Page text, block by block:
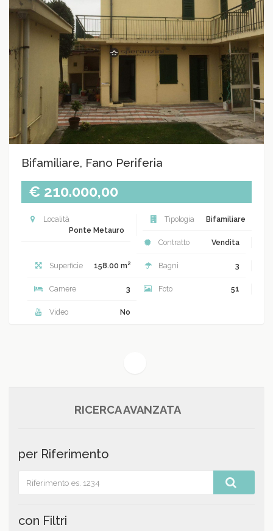
Bifamiliare, Fano Periferia
€ 210.000,00
Località
Ponte Metauro
Tipologia Bifamiliare
Contratto Vendita
Superficie 158.00 m2 Bagni 3
Camere 3 Foto 51
Video No
RICERCA AVANZATA
per Riferimento
con Filtri